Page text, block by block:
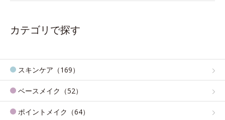
カテゴリで探す
スキンケア（169）
ベースメイク（52）
ポイントメイク（64）